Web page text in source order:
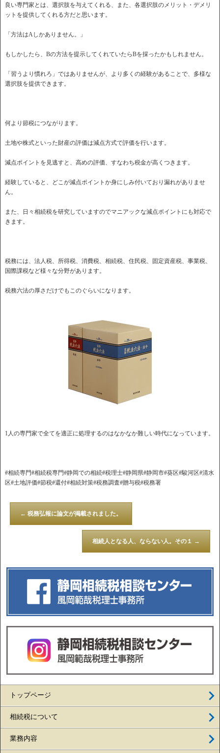
良い専門家とは、選択肢を与えてくれる、また、各選択肢のメリット・デメリ
ットを提供してくれる方だと思います。
「方法はAしかありません。」
もしかしたら、Bの方法を提示してくれていたらBを採ったかもしれません。
「習うより慣れろ」ではありませんが、より多くの経験があることで、多様な
選択肢を提供できます。
何より節税につながります。
土地や株式といった財産の評価は減点方式で評価を行います。
減点ポイントを見逃すと、高めの評価、すなわち税金が高くつきます。
経験していると、どこが減点ポイントか身にしみ付いており漏れがありませ
ん。
また、日々相続税を研究していますのでマニアックな減点ポイントにも対応で
きます。
税務には、法人税、所得税、消費税、相続税、住民税、固定資産税、事業税、
国際課税など様々な分野があります。
税務六法の厚さだけでもこのぐらいになります。
1人の専門家で全てを適正に処理するのはなかなか難しい時代になっています。
#相続専門#相続税専門#静岡での相続#税理士#静岡県#静岡市#葵区#駿河区#清水
区#土地評価#節税#還付#相続対策#税務調査#贈与税#税務署
← 税務弘報に論文が掲載されました。
相続人となる人、ならない人。その１ →
トップページ
相続税について
業務内容